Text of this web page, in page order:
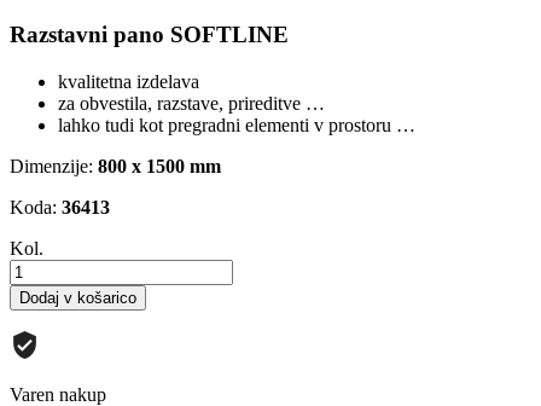
Razstavni pano SOFTLINE
kvalitetna izdelava
za obvestila, razstave, prireditve …
lahko tudi kot pregradni elementi v prostoru …
Dimenzije: 800 x 1500 mm
Koda: 36413
Kol.
Dodaj v košarico
Varen nakup